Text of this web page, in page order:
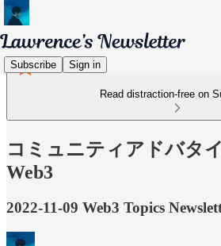
Subscribe Sign in
Read distraction-free on
コミュニティアドバタ
Web3
2022-11-09 Web3 Topics